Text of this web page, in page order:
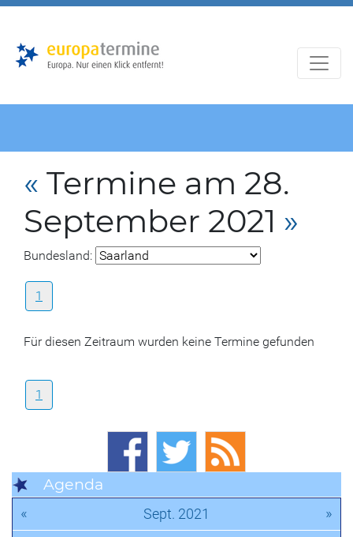
« Termine am 28.
September 2021 »
Bundesland:
1
Für diesen Zeitraum wurden keine Termine gefunden
1
Agenda
« Sept. 2021 »